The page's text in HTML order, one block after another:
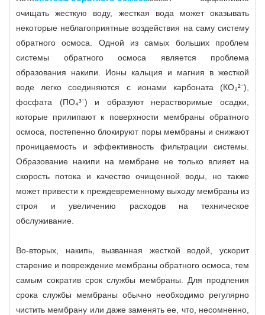
очищать жесткую воду, жесткая вода может оказывать
некоторые неблагоприятные воздействия на саму систему
обратного осмоса. Одной из самых больших проблем
системы обратного осмоса является проблема
образования накипи. Ионы кальция и магния в жесткой
воде легко соединяются с ионами карбоната (КО₃²⁻),
фосфата (ПО₄³⁻) и образуют нерастворимые осадки,
которые прилипают к поверхности мембраны обратного
осмоса, постепенно блокируют поры мембраны и снижают
проницаемость и эффективность фильтрации системы.
Образование накипи на мембране не только влияет на
скорость потока и качество очищенной воды, но также
может привести к преждевременному выходу мембраны из
строя и увеличению расходов на техническое
обслуживание.
Во-вторых, накипь, вызванная жесткой водой, ускорит
старение и повреждение мембраны обратного осмоса, тем
самым сократив срок службы мембраны. Для продления
срока службы мембраны обычно необходимо регулярно
чистить мембрану или даже заменять ее, что, несомненно,